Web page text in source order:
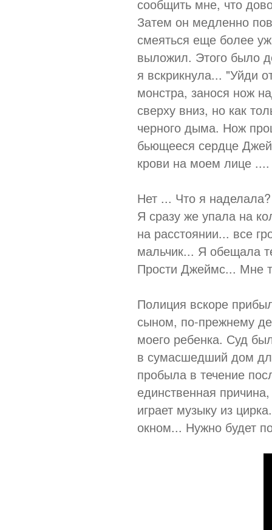
сообщить мне, что
Затем он медленно
смеяться еще более
выложил. Этого было
я вскрикнула... "Уйди
монстра, занося нож
сверху вниз, но как
черного дыма. Нож
бьющееся сердце
крови на моем лице ....
Нет ... Что я
Я сразу же упала на
на расстоянии... все
мальчик... Я обещала
Прости Джеймс... Мне
Полиция вскоре
сыном, по-прежнему
моего ребенка. Суд
в сумасшедший дом
пробыла в течение
единственная
играет музыку из
окном... Нужно будет